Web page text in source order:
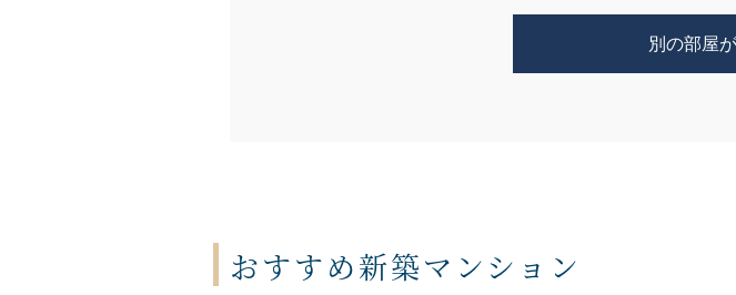
別の部屋
おすすめ新築マンション